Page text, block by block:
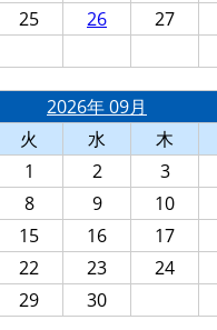
25 26 27
2026年 09月
火 水 木
1
2 3
8 9 10
15 16 17
22 23 24
29
30